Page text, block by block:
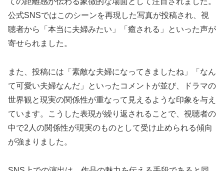
公式SNSではこのシーンを再現した写真が投稿され、視
聴者から「本当に夫婦みたい」「癒される」といった声が
寄せられました。
また、投稿には「素敵な夫婦になってきましたね」「なん
て可愛い夫婦なんだ」といったコメントが並び、ドラマの
世界観と現実の関係性が重なって見えるような印象を与え
ています。こうした表現が繰り返されることで、視聴者の
中で2人の関係性が現実のものとして受け止められる傾向
が強まりました。